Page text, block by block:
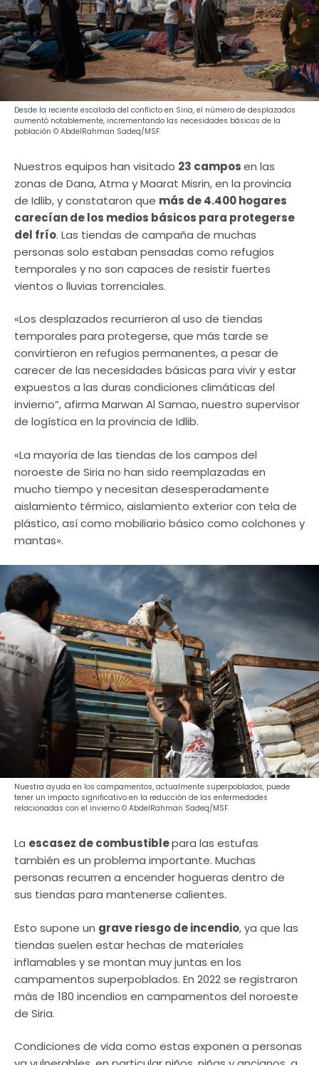
Desde la reciente escalada del conflicto en Siria, el número de desplazados
aumentó notablemente, incrementando las necesidades básicas de la
población © AbdelRahman Sadeq/MSF.
Nuestros equipos han visitado 23 camposen las
zonas de Dana, Atma y Maarat Misrin, en la provincia
de Idlib, y constataron que más de 4.400 hogares
carecían de los medios básicos para protegerse
del frío. Las tiendas de campaña de muchas
personas solo estaban pensadas como refugios
temporales y no son capaces de resistir fuertes
vientos o lluvias torrenciales.
«Los desplazados recurrieron al uso de tiendas
temporales para protegerse, que más tarde se
convirtieron en refugios permanentes, a pesar de
carecer de las necesidades básicas para vivir y estar
expuestos a las duras condiciones climáticas del
invierno”, afirma Marwan Al Samao, nuestro supervisor
de logística en la provincia de Idlib.
«La mayoría de las tiendas de los campos del
noroeste de Siria no han sido reemplazadas en
mucho tiempo y necesitan desesperadamente
aislamiento térmico, aislamiento exterior con tela de
plástico, así como mobiliario básico como colchones y
mantas».
Nuestra ayuda en los campamentos, actualmente superpoblados, puede
tener un impacto significativo en la reducción de las enfermedades
relacionadas con el invierno © AbdelRahman Sadeq/MSF.
La escasez de combustiblepara las estufas
también es un problema importante. Muchas
personas recurren a encender hogueras dentro de
sus tiendas para mantenerse calientes.
Esto supone un grave riesgo de incendio, ya que las
tiendas suelen estar hechas de materiales
inflamables y se montan muy juntas en los
campamentos superpoblados. En 2022 se registraron
más de 180 incendios en campamentos del noroeste
de Siria.
Condiciones de vida como estas exponen a personas